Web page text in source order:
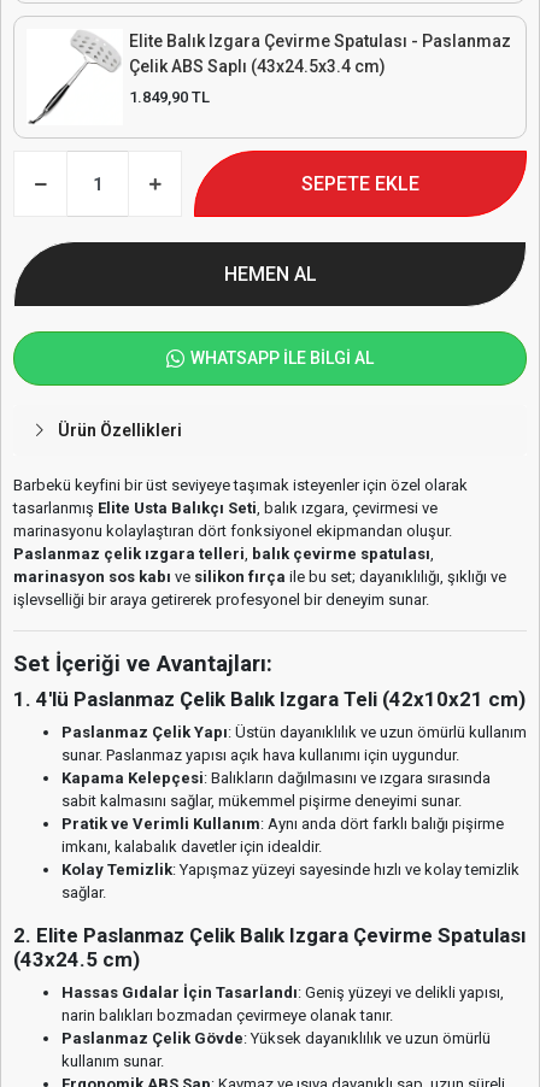
Elite Balık Izgara Çevirme Spatulası - Paslanmaz
Çelik ABS Saplı (43x24.5x3.4 cm)
1.849,90 TL
SEPETE EKLE
HEMEN AL
WHATSAPP İLE BİLGİ AL
Ürün Özellikleri
Barbekü keyfini bir üst seviyeye taşımak isteyenler için özel olarak
tasarlanmış Elite Usta Balıkçı Seti, balık ızgara, çevirmesi ve
marinasyonu kolaylaştıran dört fonksiyonel ekipmandan oluşur.
Paslanmaz çelik ızgara telleri, balık çevirme spatulası,
marinasyon sos kabı ve silikon fırça ile bu set; dayanıklılığı, şıklığı ve
işlevselliği bir araya getirerek profesyonel bir deneyim sunar.
Set İçeriği ve Avantajları:
1. 4'lü Paslanmaz Çelik Balık Izgara Teli (42x10x21 cm)
Paslanmaz Çelik Yapı: Üstün dayanıklılık ve uzun ömürlü kullanım
sunar. Paslanmaz yapısı açık hava kullanımı için uygundur.
Kapama Kelepçesi: Balıkların dağılmasını ve ızgara sırasında
sabit kalmasını sağlar, mükemmel pişirme deneyimi sunar.
Pratik ve Verimli Kullanım: Aynı anda dört farklı balığı pişirme
imkanı, kalabalık davetler için idealdir.
Kolay Temizlik: Yapışmaz yüzeyi sayesinde hızlı ve kolay temizlik
sağlar.
2. Elite Paslanmaz Çelik Balık Izgara Çevirme Spatulası
(43x24.5 cm)
Hassas Gıdalar İçin Tasarlandı: Geniş yüzeyi ve delikli yapısı,
narin balıkları bozmadan çevirmeye olanak tanır.
Paslanmaz Çelik Gövde: Yüksek dayanıklılık ve uzun ömürlü
kullanım sunar.